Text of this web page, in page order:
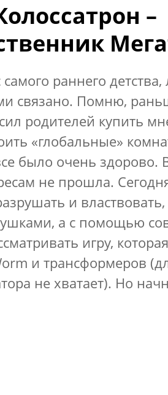
–
раннего
связано. Помню,
родителей купить
«глобальные»
было очень здорово.
не прошла.
и
а с помощью
игру,
и трансформеров
не хватает). Но